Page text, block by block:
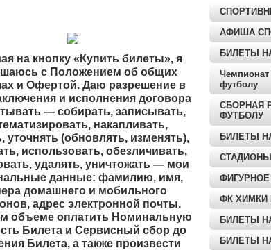
на кнопку «Купить билеты», я
с Положением об общих
и Офертой. Даю разрешение в
и исполнения договора
— собирать, записывать,
накапливать,
уточнять (обновлять, изменять),
использовать, обезличивать,
удалять, уничтожать — мои
данные: фамилию, имя,
домашнего и мобильного
адрес электронной почты.
объеме оплатить Номинальную
Билета и Сервисный сбор до
Билета, а также произвести
АФИША
БИЛЕТЫ
футболу
СБОРНАЯ
ФУТБОЛУ
БИЛЕТЫ
СТАДИОНЫ
ФИГУРНОЕ
ФК ХИМКИ
БИЛЕТЫ
БИЛЕТЫ